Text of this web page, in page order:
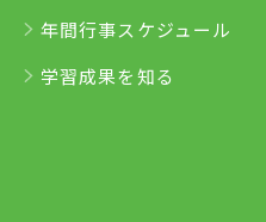
年間行事スケジュール
学習成果を知る